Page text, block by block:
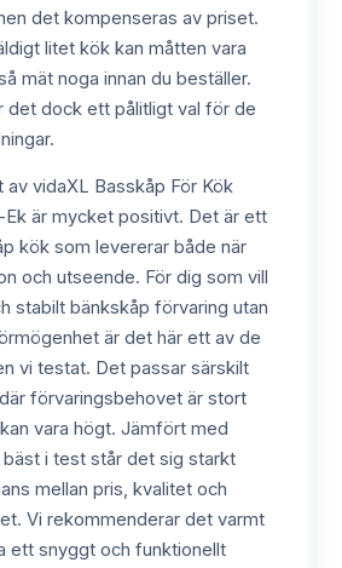
det kompenseras av priset.
litet kök kan måtten vara
mät noga innan du beställer.
det dock ett pålitligt val för de
av vidaXL Basskåp För Kök
Ek är mycket positivt. Det är ett
kök som levererar både när
och utseende. För dig som vill
stabilt bänkskåp förvaring utan
är det här ett av de
vi testat. Det passar särskilt
förvaringsbehovet är stort
vara högt. Jämfört med
bäst i test står det sig starkt
mellan pris, kvalitet och
Vi rekommenderar det varmt
ett snyggt och funktionellt